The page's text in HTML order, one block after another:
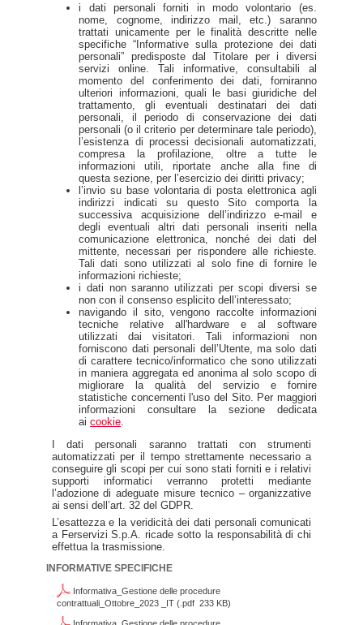
i dati personali forniti in modo volontario (es.
nome, cognome, indirizzo mail, etc.) saranno
trattati unicamente per le finalità descritte nelle
specifiche “Informative sulla protezione dei dati
personali” predisposte dal Titolare per i diversi
servizi online. Tali informative, consultabili al
momento del conferimento dei dati, forniranno
ulteriori informazioni, quali le basi giuridiche del
trattamento, gli eventuali destinatari dei dati
personali, il periodo di conservazione dei dati
personali (o il criterio per determinare tale periodo),
l’esistenza di processi decisionali automatizzati,
compresa la profilazione, oltre a tutte le
informazioni utili, riportate anche alla fine di
questa sezione, per l’esercizio dei diritti privacy;
l’invio su base volontaria di posta elettronica agli
indirizzi indicati su questo Sito comporta la
successiva acquisizione dell’indirizzo e-mail e
degli eventuali altri dati personali inseriti nella
comunicazione elettronica, nonché dei dati del
mittente, necessari per rispondere alle richieste.
Tali dati sono utilizzati al solo fine di fornire le
informazioni richieste;
i dati non saranno utilizzati per scopi diversi se
non con il consenso esplicito dell’interessato;
navigando il sito, vengono raccolte informazioni
tecniche relative all'hardware e al software
utilizzati dai visitatori. Tali informazioni non
forniscono dati personali dell’Utente, ma solo dati
di carattere tecnico/informatico che sono utilizzati
in maniera aggregata ed anonima al solo scopo di
migliorare la qualità del servizio e fornire
statistiche concernenti l'uso del Sito. Per maggiori
informazioni consultare la sezione dedicata
aicookie
I dati personali saranno trattati con strumenti
automatizzati per il tempo strettamente necessario a
conseguire gli scopi per cui sono stati forniti e i relativi
supporti informatici verranno protetti mediante
l’adozione di adeguate misure tecnico – organizzative
ai sensi dell’art. 32 del GDPR.
L’esattezza e la veridicità dei dati personali comunicati
a Ferservizi S.p.A. ricade sotto la responsabilità di chi
effettua la trasmissione.
INFORMATIVE SPECIFICHE
Informativa_Gestione delle procedure
contrattuali_Ottobre_2023 _IT (.pdf 233 KB)
Informativa_Gestione delle procedure